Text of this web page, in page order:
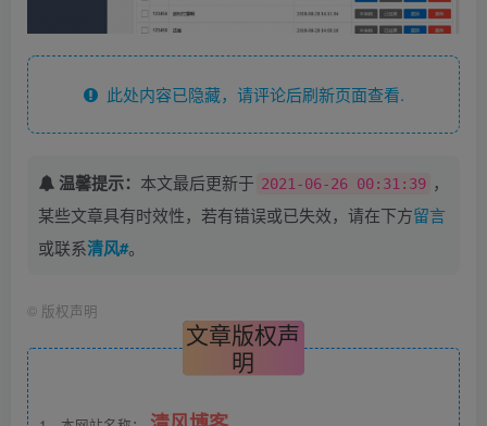
此处内容已隐藏，请评论后刷新页面查看.
温馨提示： 本文最后更新于 2021-06-26 00:31:39 ，
某些文章具有时效性，若有错误或已失效，请在下方留言
或联系清风#。
© 版权声明
文章版权声
明